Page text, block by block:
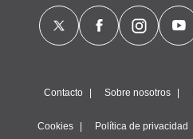
Contacto Sobre nosotros
Cookies Política de privacidad